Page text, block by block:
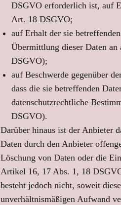
DSGVO erforderlich ist, auf
Art. 18 DSGVO;
auf Erhalt der sie
Übermittlung dieser Daten
DSGVO);
auf Beschwerde gegenüber
dass die sie betreffenden
datenschutzrechtliche
DSGVO).
Darüber hinaus ist der Anbieter
Daten durch den Anbieter
Löschung von Daten oder die
Artikel 16, 17 Abs. 1, 18
besteht jedoch nicht, soweit
unverhältnismäßigen Aufwand